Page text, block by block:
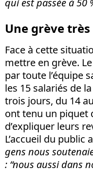
qui est passée à 50
Une grève
Face à cette
mettre en grève.
par toute l’équipe
les 15 salariés de
trois jours, du 14
ont tenu un piquet
d’expliquer leurs
L’accueil du public
gens nous
: “nous aussi dans